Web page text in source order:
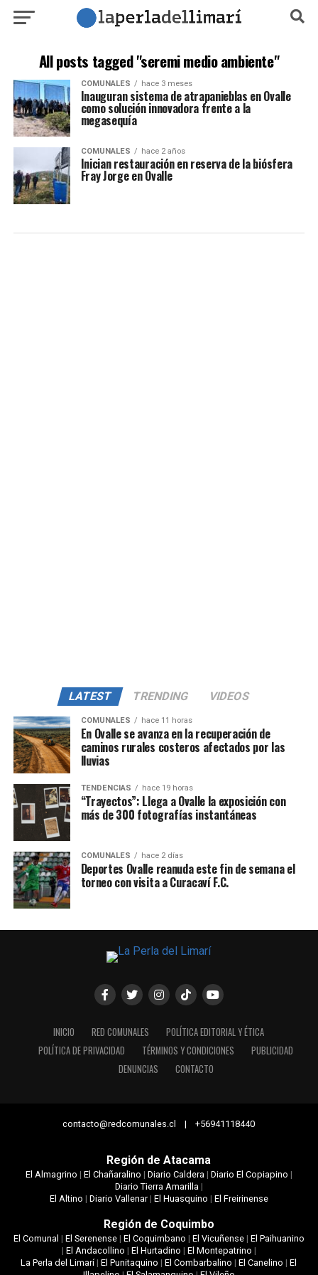
All posts tagged "seremi medio ambiente"
COMUNALES hace 3 meses
Inauguran sistema de atrapanieblas en Ovalle
como solución innovadora frente a la
megasequía
COMUNALES hace 2 años
Inician restauración en reserva de la biósfera
Fray Jorge en Ovalle
LATEST TRENDING VIDEOS
COMUNALES hace 11 horas
En Ovalle se avanza en la recuperación de
caminos rurales costeros afectados por las
lluvias
TENDENCIAS hace 19 horas
“Trayectos”: Llega a Ovalle la exposición con
más de 300 fotografías instantáneas
COMUNALES hace 2 días
Deportes Ovalle reanuda este fin de semana el
torneo con visita a Curacaví F.C.
INICIO RED COMUNALES
POLÍTICA EDITORIAL Y ÉTICA
POLÍTICA DE PRIVACIDAD
TÉRMINOS Y CONDICIONES
PUBLICIDAD
DENUNCIAS
CONTACTO
contacto@redcomunales.cl | +56941118440
Región de Atacama
El Almagrino | El Chañaralino | Diario Caldera| Diario El Copiapino |
Diario Tierra Amarilla|
El Altino | Diario Vallenar| El Huasquino | El Freirinense
Región de Coquimbo
El Comunal | El Serenense| El Coquimbano | El Vicuñense| El Paihuanino
| El Andacollino | El Hurtadino | El Montepatrino |
La Perla del Limarí|El Punitaquino |El Combarbalino |El Canelino |El